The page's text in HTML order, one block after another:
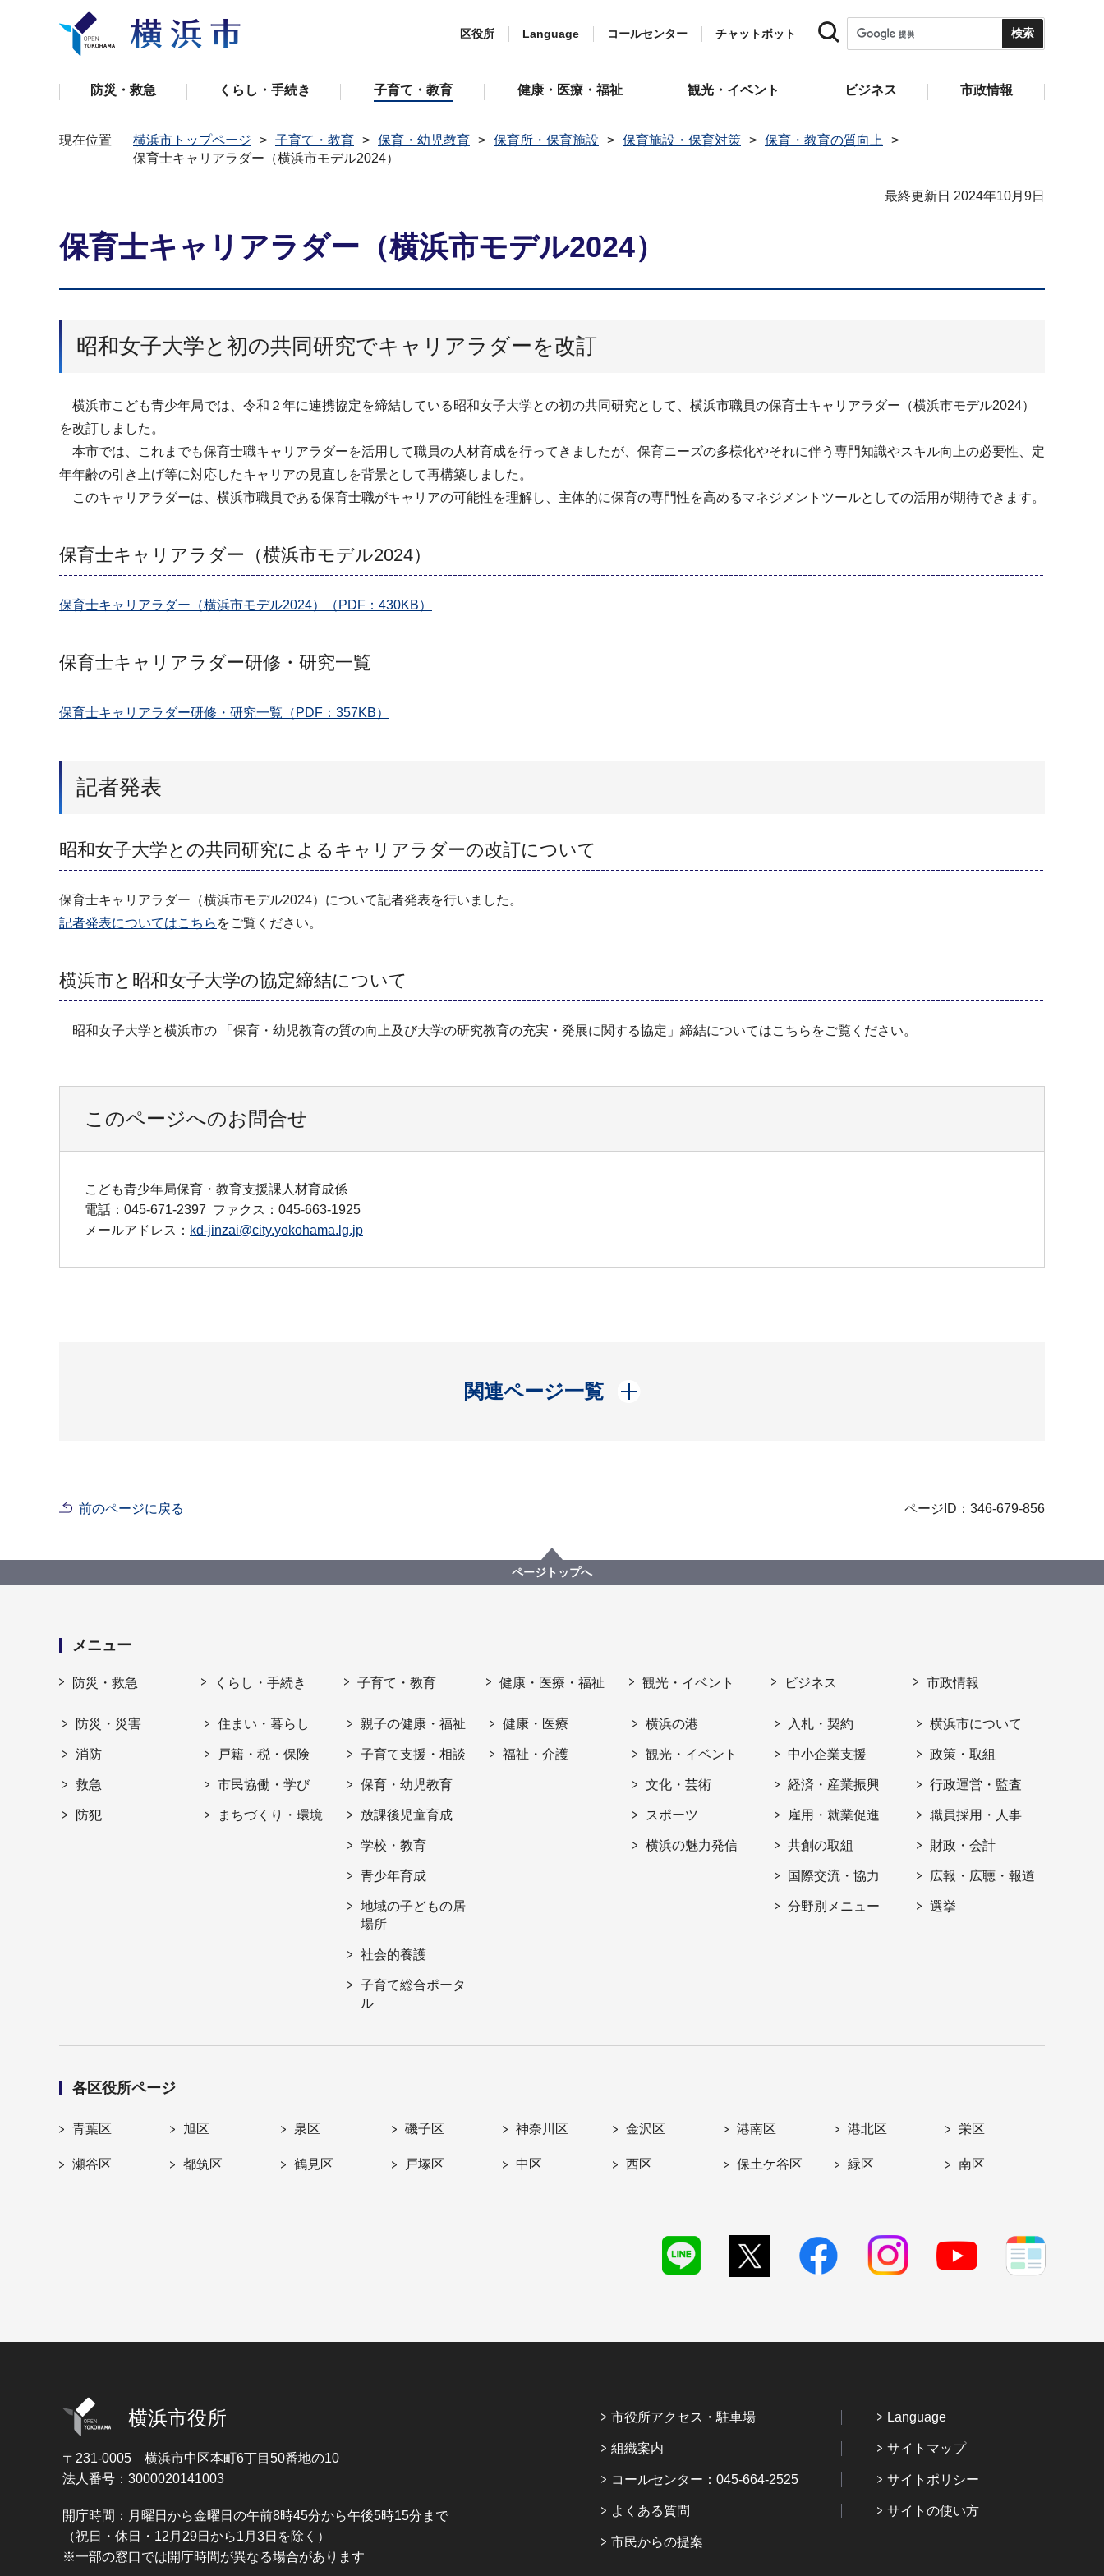
区役所 Language コールセンター チャットボット
防災・救急 くらし・手続き 子育て・教育 健康・医療・福祉 観光・イベント ビジネス 市政情報
現在位置 横浜市トップページ 子育て・教育 保育・幼児教育 保育所・保育施設 保育施設・保育対策
保育・教育の質向上
保育士キャリアラダー（横浜市モデル2024）
最終更新日 2024年10月9日
保育士キャリアラダー（横浜市モデル2024）
昭和女子大学と初の共同研究でキャリアラダーを改訂
横浜市こども青少年局では、令和２年に連携協定を締結している昭和女子大学との初の共同研究として、横浜市職員の保育士キャリアラダー（横浜市モデル2024）
を改訂しました。
本市では、これまでも保育士職キャリアラダーを活用して職員の人材育成を行ってきましたが、保育ニーズの多様化やそれに伴う専門知識やスキル向上の必要性、定
年年齢の引き上げ等に対応したキャリアの見直しを背景として再構築しました。
このキャリアラダーは、横浜市職員である保育士職がキャリアの可能性を理解し、主体的に保育の専門性を高めるマネジメントツールとしての活用が期待できます。
保育士キャリアラダー（横浜市モデル2024）
保育士キャリアラダー（横浜市モデル2024）（PDF：430KB）
保育士キャリアラダー研修・研究一覧
保育士キャリアラダー研修・研究一覧（PDF：357KB）
記者発表
昭和女子大学との共同研究によるキャリアラダーの改訂について
保育士キャリアラダー（横浜市モデル2024）について記者発表を行いました。
記者発表についてはこちら をご覧ください。
横浜市と昭和女子大学の協定締結について
昭和女子大学と横浜市の 「保育・幼児教育の質の向上及び大学の研究教育の充実・発展に関する協定」締結についてはこちらをご覧ください。
このページへのお問合せ
こども青少年局保育・教育支援課人材育成係
電話：045-671-2397 ファクス：045-663-1925
メールアドレス： kd-jinzai@city.yokohama.lg.jp
関連ページ一覧
開く
前のページに戻る ページID：346-679-856
ページトップへ
メニュー
防災・救急
防災・災害
消防
救急
防犯
くらし・手続き
住まい・暮らし
戸籍・税・保険
市民協働・学び
まちづくり・環境
子育て・教育
親子の健康・福祉
子育て支援・相談
保育・幼児教育
放課後児童育成
学校・教育
青少年育成
地域の子どもの居
場所
社会的養護
子育て総合ポータ
ル
健康・医療・福祉
健康・医療
福祉・介護
観光・イベント
横浜の港
観光・イベント
文化・芸術
スポーツ
横浜の魅力発信
ビジネス
入札・契約
中小企業支援
経済・産業振興
雇用・就業促進
共創の取組
国際交流・協力
分野別メニュー
市政情報
横浜市について
政策・取組
行政運営・監査
職員採用・人事
財政・会計
広報・広聴・報道
選挙
各区役所ページ
青葉区 旭区 泉区 磯子区 神奈川区 金沢区 港南区 港北区 栄区
瀬谷区 都筑区 鶴見区 戸塚区 中区 西区 保土ケ谷区 緑区 南区
横浜市役所
〒231-0005 横浜市中区本町6丁目50番地の10
法人番号：3000020141003
開庁時間：月曜日から金曜日の午前8時45分から午後5時15分まで
（祝日・休日・12月29日から1月3日を除く）
※一部の窓口では開庁時間が異なる場合があります
市役所アクセス・駐車場
組織案内
コールセンター：045-664-2525
よくある質問
市民からの提案
Language
サイトマップ
サイトポリシー
サイトの使い方